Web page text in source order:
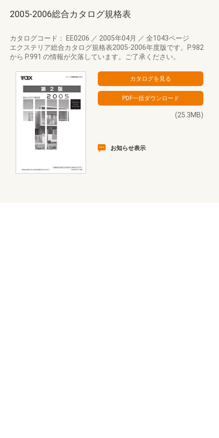
2005-2006総合カタログ規格表
カタログコード： EE0206 ／ 2005年04月 ／ 全1043ページ
エクステリア総合カタログ規格表2005-2006年度版です。P.982
から P.991 の情報が欠落しています。ご了承ください。
(25.3MB)
お知らせ表示